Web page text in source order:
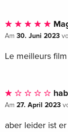
Am 30. Juni 2023
Le meilleurs
Am 27. April 2023
aber leider ist